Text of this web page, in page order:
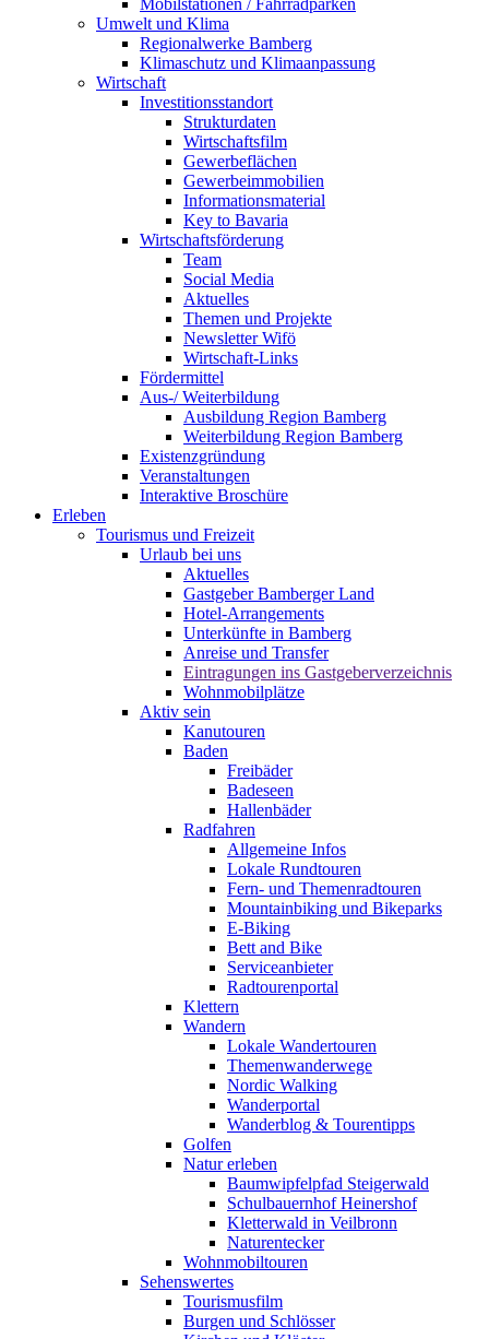
Mobilstationen / Fahrradparken
Umwelt und Klima
Regionalwerke Bamberg
Klimaschutz und Klimaanpassung
Wirtschaft
Investitionsstandort
Strukturdaten
Wirtschaftsfilm
Gewerbeflächen
Gewerbeimmobilien
Informationsmaterial
Key to Bavaria
Wirtschaftsförderung
Team
Social Media
Aktuelles
Themen und Projekte
Newsletter Wifö
Wirtschaft-Links
Fördermittel
Aus-/ Weiterbildung
Ausbildung Region Bamberg
Weiterbildung Region Bamberg
Existenzgründung
Veranstaltungen
Interaktive Broschüre
Erleben
Tourismus und Freizeit
Urlaub bei uns
Aktuelles
Gastgeber Bamberger Land
Hotel-Arrangements
Unterkünfte in Bamberg
Anreise und Transfer
Eintragungen ins Gastgeberverzeichnis
Wohnmobilplätze
Aktiv sein
Kanutouren
Baden
Freibäder
Badeseen
Hallenbäder
Radfahren
Allgemeine Infos
Lokale Rundtouren
Fern- und Themenradtouren
Mountainbiking und Bikeparks
E-Biking
Bett and Bike
Serviceanbieter
Radtourenportal
Klettern
Wandern
Lokale Wandertouren
Themenwanderwege
Nordic Walking
Wanderportal
Wanderblog & Tourentipps
Golfen
Natur erleben
Baumwipfelpfad Steigerwald
Schulbauernhof Heinershof
Kletterwald in Veilbronn
Naturentecker
Wohnmobiltouren
Sehenswertes
Tourismusfilm
Burgen und Schlösser